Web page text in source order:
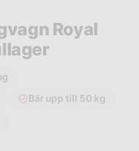
Royal
Bär upp till 50 kg